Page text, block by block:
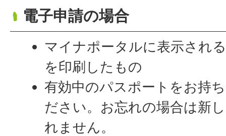
電子申請の場合
マイナポータルに表示され
を印刷したもの
有効中のパスポートをお持
ださい。お忘れの場合は新
れません。